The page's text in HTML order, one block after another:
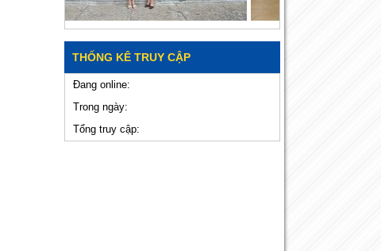
THỐNG KÊ TRUY CẬP
Đang online:
Trong ngày:
Tổng truy cập: